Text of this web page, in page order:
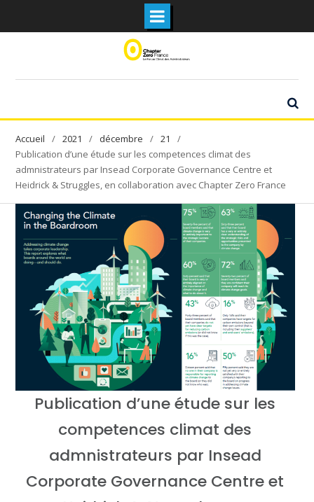
2021 décembre
21
Publication d’une étude sur les competences climat des
admnistrateurs par Insead Corporate Governance Centre et
Heidrick & Struggles, en collaboration avec Chapter Zero France
Publication d’une étude sur les
competences climat des
admnistrateurs par Insead
Corporate Governance Centre et